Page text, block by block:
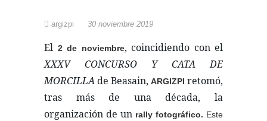
argizpi 30 noviembre 2019
El 2 de noviembre, coincidiendo con el
XXXV CONCURSO Y CATA DE
MORCILLAde Beasain, ARGIZPI retomó,
tras más de una década, la
organización de un rally fotográfico. Este